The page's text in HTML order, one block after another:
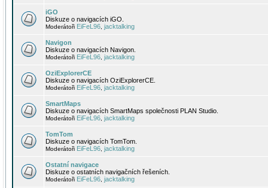
iGO
Diskuze o navigacích iGO.
Moderátoři EiFeL96 jacktalking
Navigon
Diskuze o navigacích Navigon.
Moderátoři EiFeL96 jacktalking
OziExplorerCE
Diskuze o navigacích OziExplorerCE.
Moderátoři EiFeL96 jacktalking
SmartMaps
Diskuze o navigacích SmartMaps společnosti PLAN Studio.
Moderátoři EiFeL96 jacktalking
TomTom
Diskuze o navigacích TomTom.
Moderátoři EiFeL96 jacktalking
Ostatní navigace
Diskuze o ostatních navigačních řešeních.
Moderátoři EiFeL96 jacktalking